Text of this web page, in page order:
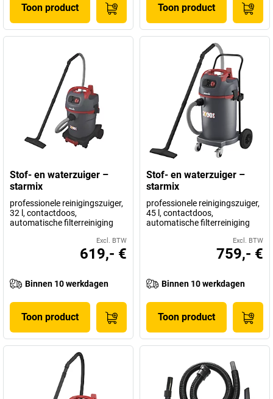
Toon product Toon product
Stof- en waterzuiger –
starmix
professionele reinigingszuiger,
32 l, contactdoos,
automatische filterreiniging
Excl. BTW
619,- €
Binnen 10 werkdagen
Toon product
Stof- en waterzuiger –
starmix
professionele reinigingszuiger,
45 l, contactdoos,
automatische filterreiniging
Excl. BTW
759,- €
Binnen 10 werkdagen
Toon product